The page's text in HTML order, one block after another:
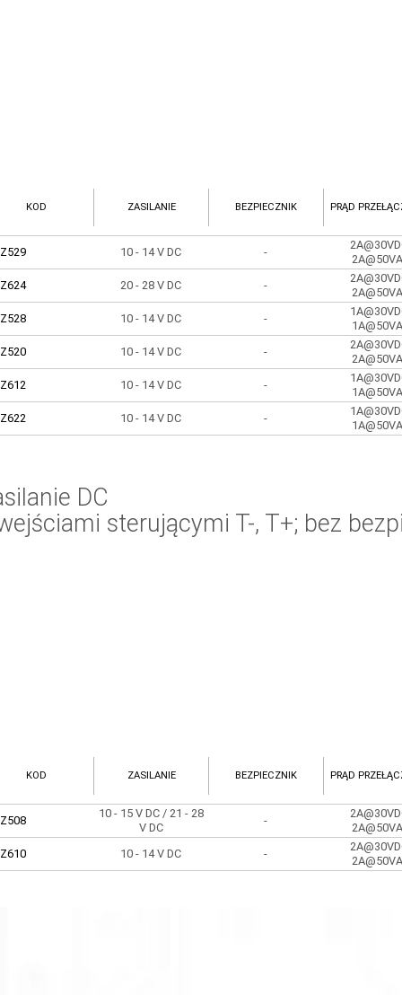
KOD ZASILANIE BEZPIECZNIK PRĄD
10 - 14 V DC -
20 - 28 V DC -
10 - 14 V DC -
10 - 14 V DC -
10 - 14 V DC -
10 - 14 V DC -
DC
sterującymi T-, T+; bez
KOD ZASILANIE BEZPIECZNIK PRĄD
10 - 15 V DC / 21 - 28
V DC
-
10 - 14 V DC -